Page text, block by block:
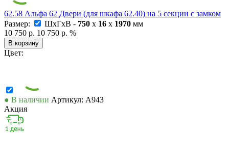
62.58 Альфа 62 Двери (для шкафа 62.40) на 5 секции с замком
Размер:
ШxГxВ - 750 x 16 x 1970 мм
10 750 р. 10 750 р. %
В корзину
Цвет:
● В наличии Артикул: А943
Акция